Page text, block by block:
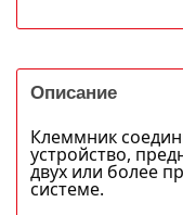
Описание
Клеммник
устройство,
двух или более
системе.